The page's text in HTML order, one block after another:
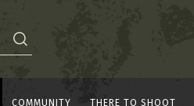
COMMUNITY THERE TO SHOOT